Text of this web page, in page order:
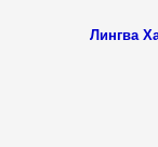
Лингва